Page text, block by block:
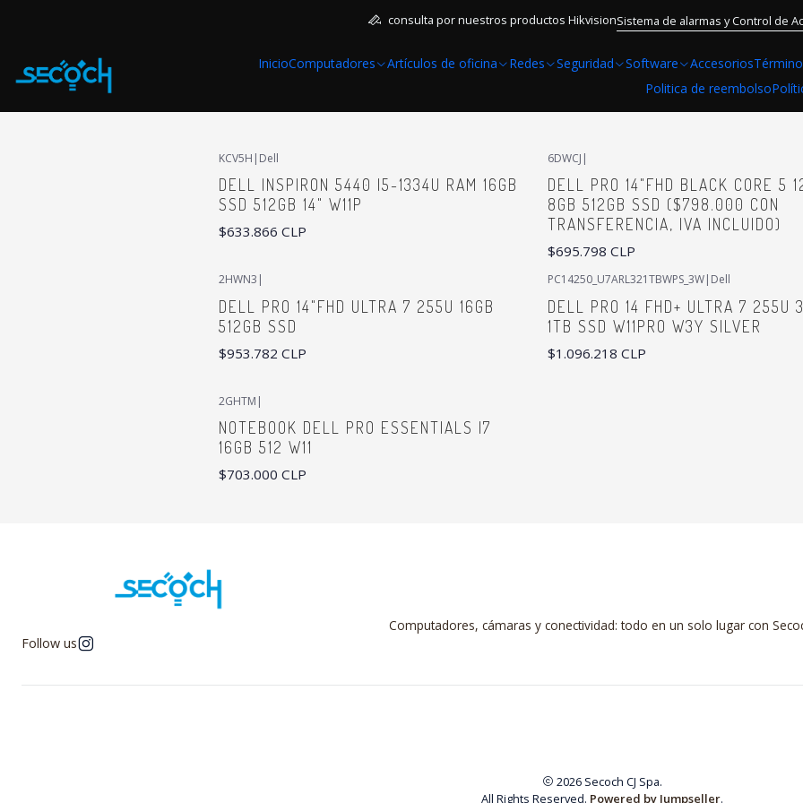
InicioComputadores Artículos de oficina Redes Seguridad Software Accesorios
Politica de reembolso
consulta por nuestros productos HikvisionSistema de alarmas y Control de
Home Computadores Notebook DELL
DELL
KCV5H | Dell
DELL INSPIRON 5440 I5-1334U RAM 16GB
SSD 512GB 14" W11P
$633.866 CLP
6DWCJ |
DELL PRO 14"FHD BLACK CORE 5
8GB 512GB SSD ($798.000 CON
TRANSFERENCIA, IVA INCLUIDO)
$695.798 CLP
2HWN3 |
DELL PRO 14"FHD ULTRA 7 255U 16GB
512GB SSD
$953.782 CLP
PC14250_U7ARL321TBWPS_3W| Dell
DELL PRO 14 FHD+ ULTRA 7 255U
1TB SSD W11PRO W3Y SILVER
$1.096.218 CLP
2GHTM |
NOTEBOOK DELL PRO ESSENTIALS I7
16GB 512 W11
$703.000 CLP
Computadores, cámaras y conectividad: todo en un solo lugar con
Follow us
2026 Secoch CJ Spa.
All Rights Reserved. Powered by Jumpseller.